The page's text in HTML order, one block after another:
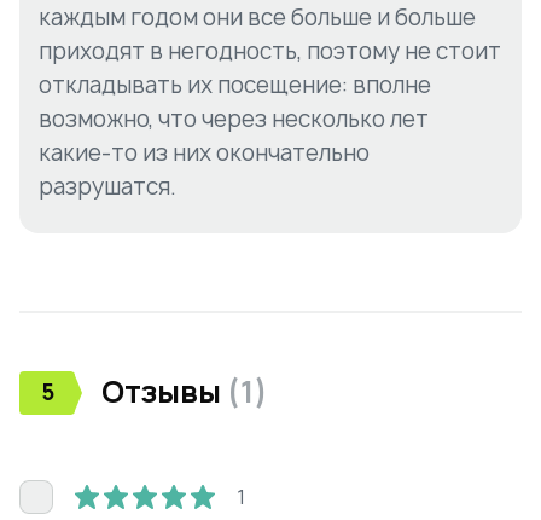
каждым годом они все больше и больше
приходят в негодность, поэтому не стоит
откладывать их посещение: вполне
возможно, что через несколько лет
какие-то из них окончательно
разрушатся.
5 Отзывы (1)
1